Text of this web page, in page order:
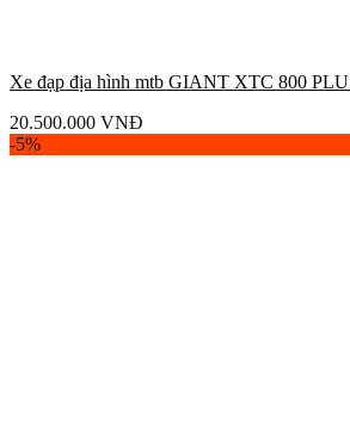
Xe đạp địa hình mtb GIANT XTC 800
20.500.000 VNĐ
-5%